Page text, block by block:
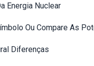
Energia Nuclear
Ou Compare As
Diferenças